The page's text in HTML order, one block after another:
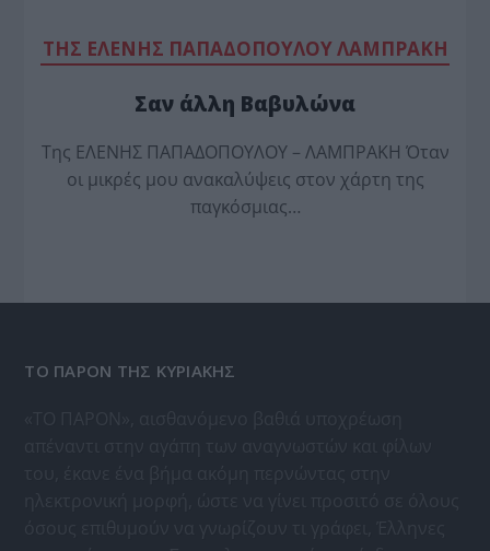
TΗΣ ΕΛΕΝΗΣ ΠΑΠΑΔΟΠΟΥΛΟΥ ΛΑΜΠΡΑΚΗ
Σαν άλλη Βαβυλώνα
Της ΕΛΕΝΗΣ ΠΑΠΑΔΟΠΟΥΛΟΥ – ΛΑΜΠΡΑΚΗ Όταν
οι μικρές μου ανακαλύψεις στον χάρτη της
παγκόσμιας…
ΤΟ ΠΑΡΟΝ ΤΗΣ ΚΥΡΙΑΚΗΣ